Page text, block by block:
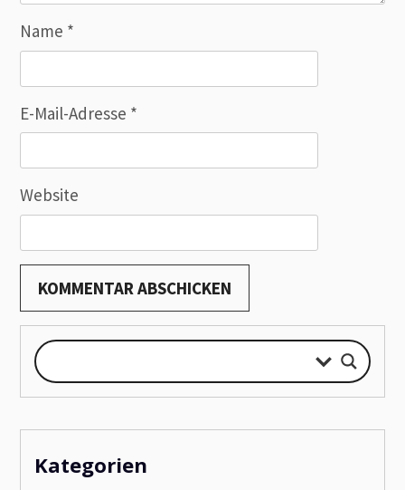
Name *
E-Mail-Adresse *
Website
Kategorien